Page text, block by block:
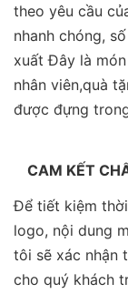
theo yêu cầu
nhanh chóng,
xuất Đây là
nhân viên,quà
được đựng
CAM KẾT
Để tiết kiệm
logo, nội dung
tôi sẽ xác nhận
cho quý khách